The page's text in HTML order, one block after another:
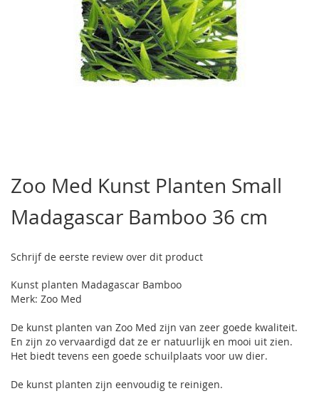
het
begin
van
de
gallerij
Zoo Med Kunst Planten Small
Madagascar Bamboo 36 cm
Schrijf de eerste review over dit product
Kunst planten Madagascar Bamboo
Merk: Zoo Med
De kunst planten van Zoo Med zijn van zeer goede kwaliteit.
En zijn zo vervaardigd dat ze er natuurlijk en mooi uit zien.
Het biedt tevens een goede schuilplaats voor uw dier.
De kunst planten zijn eenvoudig te reinigen.